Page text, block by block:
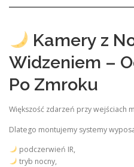
Kamery z
Widzeniem –
Po Zmroku
Większość zdarzeń przy wejściach
Dlatego montujemy systemy
podczerwień IR,
tryb nocny,